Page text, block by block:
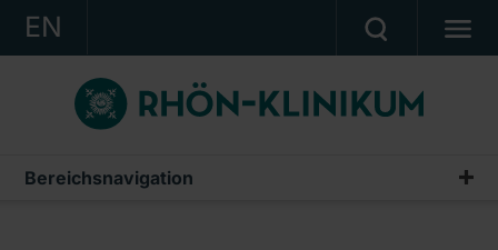
EN
KONZERN
KLINIKEN
KARRIERE
Bereichsnavigation
IR-News